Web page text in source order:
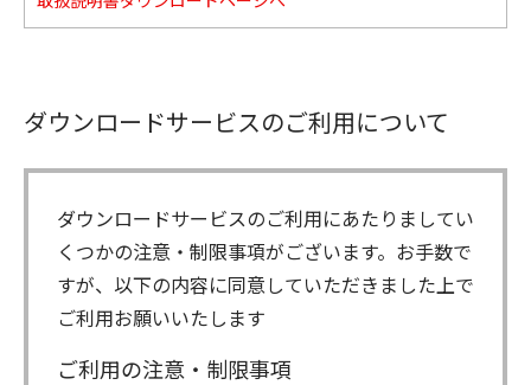
ダウンロードサービスのご利用について
ダウンロードサービスのご利用にあたりましてい
くつかの注意・制限事項がございます。お手数で
すが、以下の内容に同意していただきました上で
ご利用お願いいたします
ご利用の注意・制限事項